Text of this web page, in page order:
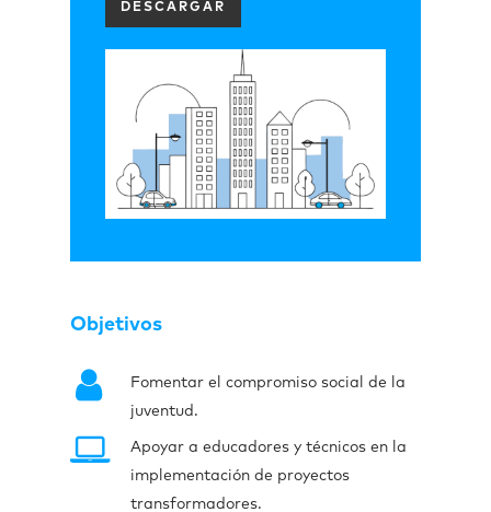
DESCARGAR
Objetivos
Fomentar el compromiso social de la
juventud.
Apoyar a educadores y técnicos en la
implementación de proyectos
transformadores.